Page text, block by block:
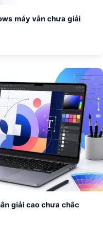
máy vẫn chưa giải
giải cao chưa chắc